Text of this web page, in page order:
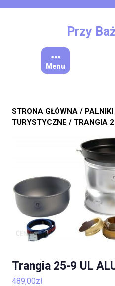
Przy
Menu
STRONA GŁÓWNA / PALNIKI
TURYSTYCZNE / TRANGIA
Trangia 25-9 UL
489,00zł